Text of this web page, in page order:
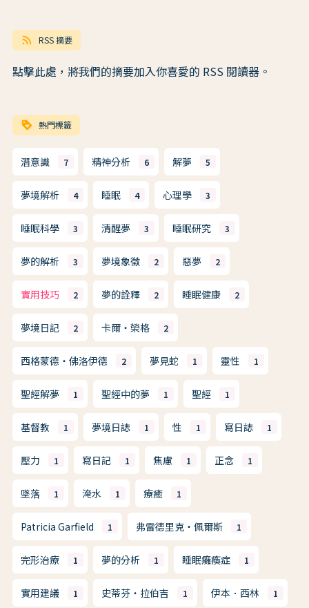
rss_feed RSS 摘要
點擊此處，將我們的摘要加入你喜愛的 RSS 閱讀器。
loyalty 熱門標籤
潛意識 7 精神分析 6 解夢 5
夢境解析 4 睡眠 4 心理學 3
睡眠科學 3 清醒夢 3 睡眠研究 3
夢的解析 3 夢境象徵 2 惡夢 2
實用技巧 2 夢的詮釋 2 睡眠健康 2
夢境日記 2 卡爾・榮格 2
西格蒙德・佛洛伊德 2 夢見蛇 1 靈性 1
聖經解夢 1 聖經中的夢 1 聖經 1
基督教 1 夢境日誌 1 性 1 寫日誌 1
壓力 1 寫日記 1 焦慮 1 正念 1
墜落 1 淹水 1 療癒 1
Patricia Garfield 1 弗雷德里克・佩爾斯 1
完形治療 1 夢的分析 1 睡眠癱瘓症 1
實用建議 1 史蒂芬・拉伯吉 1 伊本．西林 1